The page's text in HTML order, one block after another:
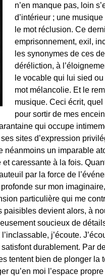
n’en manque pas, loin
d’intérieur ; une
le mot réclusion. Ce
emprisonnement, exil,
les synonymes de ces
déréliction, à
le vocable qui lui sied
mot mélancolie. Et le
musique. Ceci écrit,
pour sortir de mes
qui occupe
sites d’expression
néanmoins un imparable
et caressante à la fois.
par la force de
sur mon
particulière qui me
devient alors, à
soucieux de
j’écoute.
durablement. Par
tentent bien de plonger la
qu’en moi l’espace